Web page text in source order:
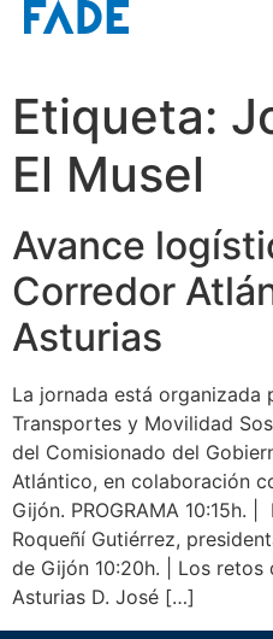
Etiqueta:
El Musel
Avance
Corredor
Asturias
La jornada está organizada
Transportes y Movilidad
del Comisionado del
Atlántico, en colaboración
Gijón. PROGRAMA 10:15h.
Roqueñí Gutiérrez,
de Gijón 10:20h. | Los
Asturias D. José […]